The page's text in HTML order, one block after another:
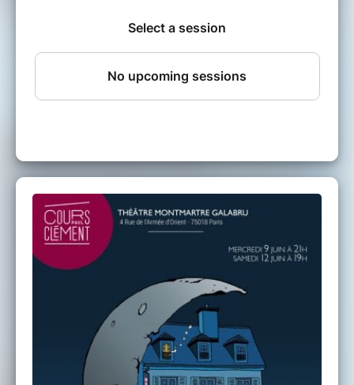
Marine COLLE-BORDRY
Roland DESBORDES
Hélène GENDREAU
Manon LEMAIRE
Chloé NAVARRO
Elsa VOEGELEIN